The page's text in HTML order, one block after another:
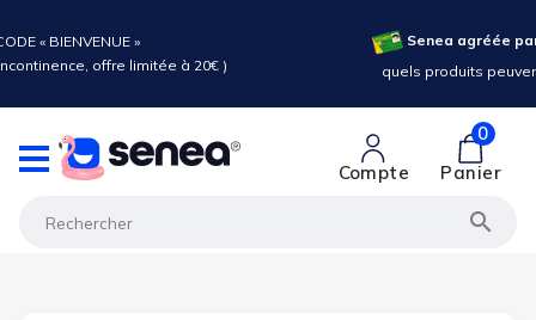
« BIENVENUE »
offre limitée à 20€ )
Senea agréée
quels produits

Compte
0
Panier